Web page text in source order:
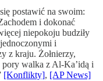
postawić na swoim:
i dokonać
niepokoju budziły
i
z kraju. Żołnierzy,
pory walka z Al-Ka’idą i
[Konflikty], [AP News]